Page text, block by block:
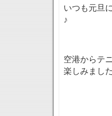
いつも元旦
♪
空港からテ
楽しみました